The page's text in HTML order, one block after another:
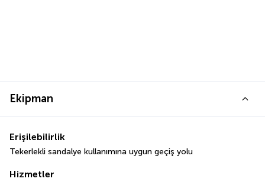
Ekipman
Erişilebilirlik
Tekerlekli sandalye kullanımına uygun geçiş yolu
Hizmetler